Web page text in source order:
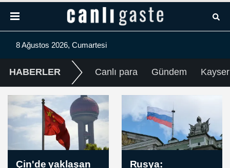
8 Ağustos 2026, Cumartesi
HABERLER Canlı para Gündem
Rusya:
Çeyrek Altın Kaç